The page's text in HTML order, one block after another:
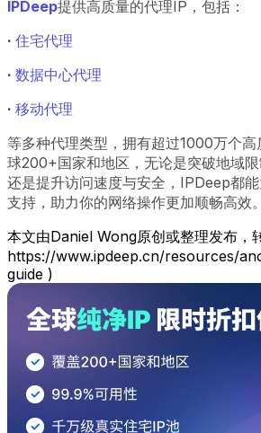
IPDeep提供高质量的代理IP，包括：
· 住宅代理
· 数据中心代理
· 移动代理
等多种代理类型，拥有超过1000万个
球200+国家和地区，无论是突破地域限
还是提升访问速度与安全，IPDeep都
支持，助力你的网络操作更加顺畅高效。
本文由Daniel Wong原创或整理发布，
https://www.ipdeep.cn/resources/
guide )